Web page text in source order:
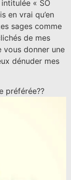
« SO
en vrai qu’en
sages comme
de mes
vous donner une
dénuder mes
préférée??